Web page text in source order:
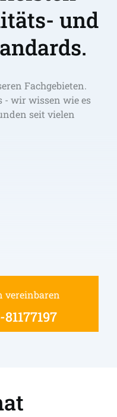
vereinbaren
81177197
und
Fachgebieten.
- wir wissen wie es
seit vielen